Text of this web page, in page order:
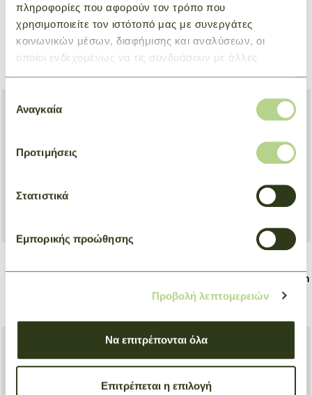
πληροφορίες που αφορούν τον τρόπο που
χρησιμοποιείτε τον ιστότοπό μας με συνεργάτες
κοινωνικών μέσων, διαφήμισης και αναλύσεων, οι
οποίοι ενδεχομένως να τις συνδυάσουν με άλλες
πληροφορίες που τους έχετε παραχωρήσει ή τις οποίες
των υπηρεσιών τους.
συγκατάθεσης
Αναγκαία
Προτιμήσεις
Στατιστικά
Εμπορικής προώθησης
Προβολή λεπτομερειών
Να επιτρέπονται όλα
Επιτρέπεται η επιλογή
+ 7
Handbag M Le Pliage
Original
Cognac
Tote bag Μ Le Pliage
Original
Green
Green
Backpack M Le Pliage Green
Grey